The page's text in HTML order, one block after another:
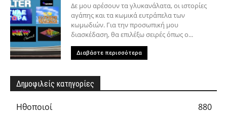
Δε μου αρέσουν τα γλυκανάλατα, οι ιστορίες
αγάπης και τα κωμικά ευτράπελα των
κωμωδιών. Για την προσωπική μου
διασκέδαση, θα επιλέξω σειρές όπως ο...
Διαβάστε περισσότερα
Δημοφιλείς κατηγορίες
Hθοποιοί
880